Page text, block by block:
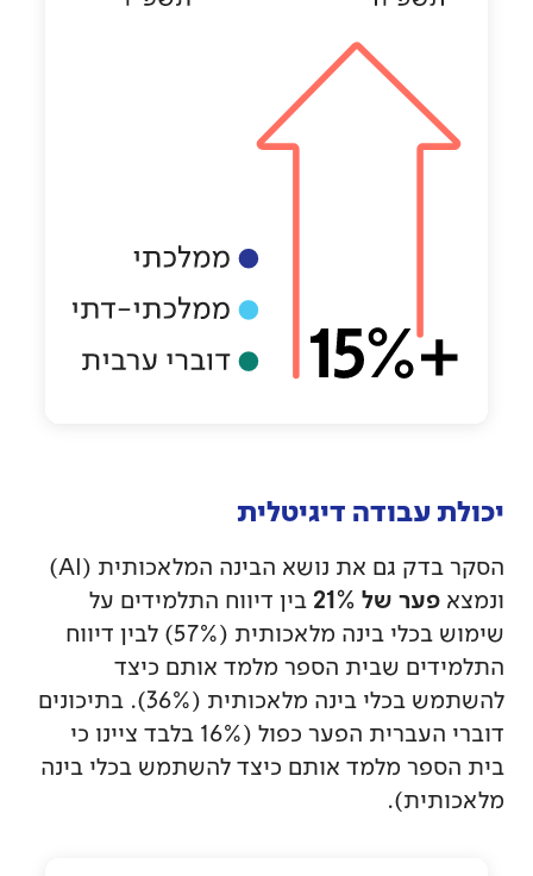
יכולת עבודה דיגיטלית
הסקר בדק גם את נושא הבינה המלאכותית (AI)
ונמצא פער של 21%
בין דיווח התלמידים על
שימוש בכלי בינה מלאכותית (57%) לבין דיווח
התלמידים שבית הספר מלמד אותם כיצד
להשתמש בכלי בינה מלאכותית (36%). בתיכונים
דוברי העברית הפער כפול (16% בלבד ציינו כי
בית הספר מלמד אותם כיצד להשתמש בכלי בינה
מלאכותית).